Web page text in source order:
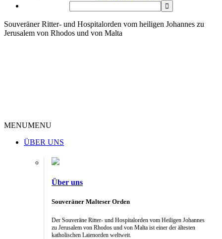
Souveräner Ritter- und Hospitalorden vom heiligen Johannes zu
Jerusalem von Rhodos und von Malta
MENUMENU
ÜBER UNS
Über uns
Souveräner Malteser Orden
Der Souveräne Ritter- und Hospitalorden vom Heiligen Johannes
zu Jerusalem von Rhodos und von Malta ist einer der ältesten
katholischen Laienorden weltweit.